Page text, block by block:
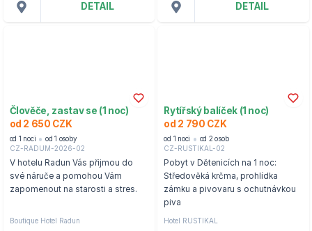
DETAIL DETAIL
Člověče, zastav se (1 noc)
od 2 650 CZK
od 1 noci
od 1 osoby
CZ-RADUM-2026-02
V hotelu Radun Vás přijmou do
své náruče a pomohou Vám
zapomenout na starosti a stres.
Boutique Hotel Radun
Rytířský balíček (1 noc)
od 2 790 CZK
od 1 noci
od 2 osob
CZ-RUSTIKAL-02
Pobyt v Dětenicích na 1 noc:
Středověká krčma, prohlídka
zámku a pivovaru s ochutnávkou
piva
Hotel RUSTIKAL